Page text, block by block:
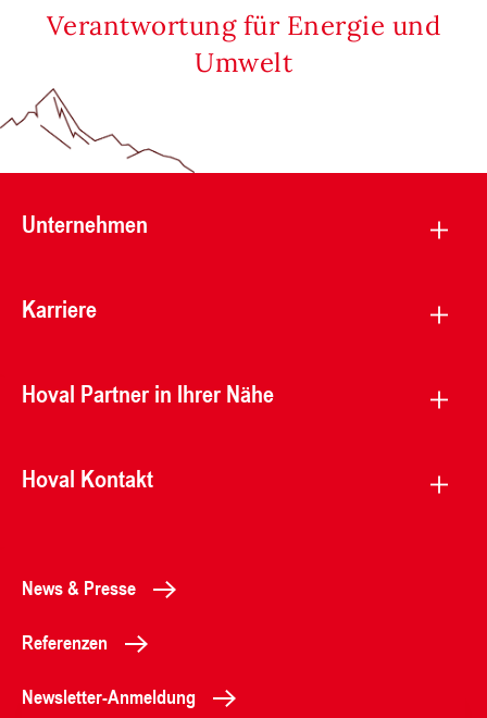
Verantwortung für Energie und
Umwelt
Unternehmen
Karriere
Hoval Partner in Ihrer Nähe
Hoval Kontakt
News & Presse
Referenzen
Newsletter-Anmeldung